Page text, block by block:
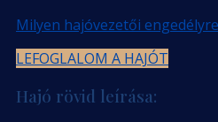
Milyen hajóvezetői
LEFOGLALOM A HAJÓT
Hajó rövid leírása: